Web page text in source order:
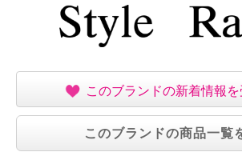
このブランドの新着情報を
このブランドの商品一覧